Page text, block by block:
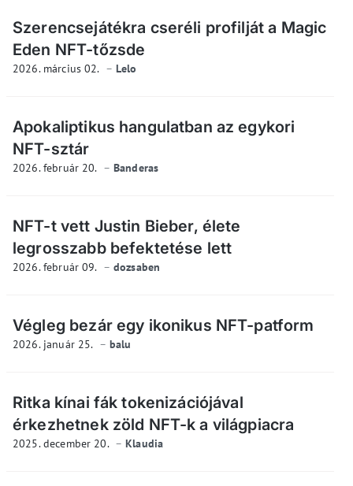
Szerencsejátékra cseréli profilját a Magic
Eden NFT-tőzsde
2026. március 02. Lelo
Apokaliptikus hangulatban az egykori
NFT-sztár
2026. február 20. Banderas
NFT-t vett Justin Bieber, élete
legrosszabb befektetése lett
2026. február 09. dozsaben
Végleg bezár egy ikonikus NFT-patform
2026. január 25. balu
Ritka kínai fák tokenizációjával
érkezhetnek zöld NFT-k a világpiacra
2025. december 20. Klaudia